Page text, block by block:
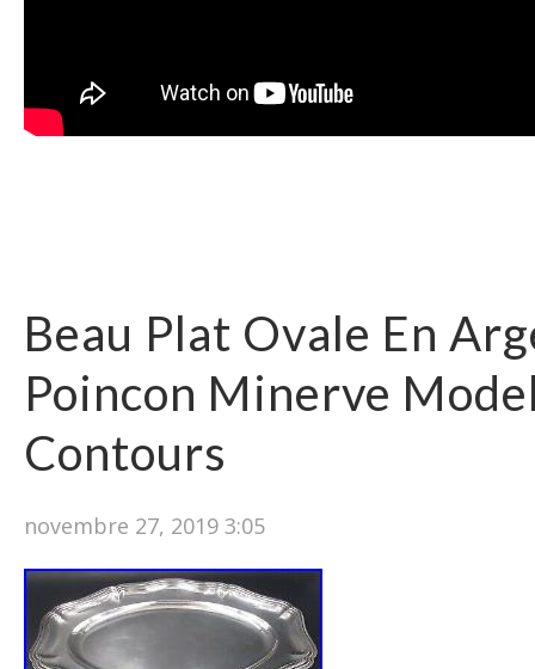
Beau Plat Ovale En
Poincon Minerve
Contours
novembre 27, 2019 3:05